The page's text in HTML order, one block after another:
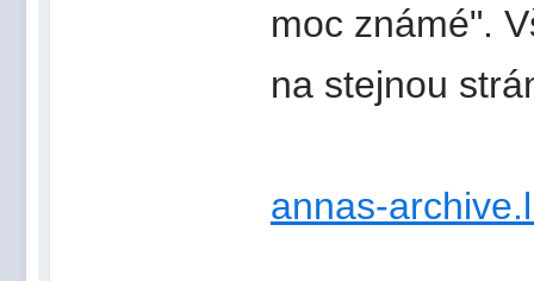
moc známé".
na stejnou
annas-